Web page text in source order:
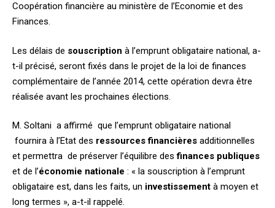
Coopération financière au ministère de l’Economie et des
Finances.
Les délais de souscription à l’emprunt obligataire national, a-
t-il précisé, seront fixés dans le projet de la loi de finances
complémentaire de l’année 2014, cette opération devra être
réalisée avant les prochaines élections.
M. Soltani a affirmé que l’emprunt obligataire national
fournira à l’Etat des ressources financières additionnelles
et permettra de préserver l’équilibre desfinances publiques
et de l’économie nationale : « la souscription à l’emprunt
obligataire est, dans les faits, un investissement à moyen et
long termes », a-t-il rappelé.